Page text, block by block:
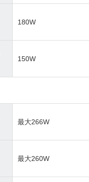
180W
150W
最大266W
最大260W